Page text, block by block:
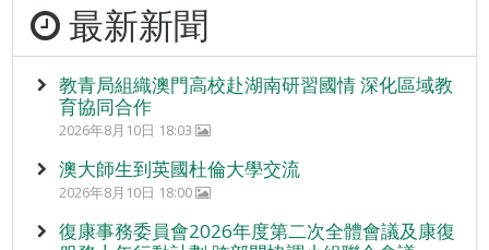
最新新聞
教青局組織澳門高校赴湖南研習國情 深化區域教
育協同合作
2026年8月10日 18:03
澳大師生到英國杜倫大學交流
2026年8月10日 18:00
復康事務委員會2026年度第二次全體會議及康復